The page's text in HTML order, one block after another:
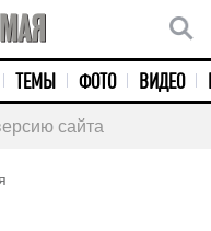
ТЕМЫ ФОТО ВИДЕО
сайта